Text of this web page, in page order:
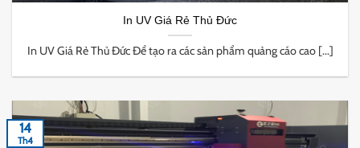
In UV Giá Rẻ Thủ Đức
In UV Giá Rẻ Thủ Đức Để tạo ra các sản phẩm quảng cáo cao [...]
14
Th4